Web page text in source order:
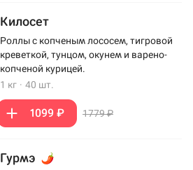
Килосет
Роллы с копченым лососем, тигровой
креветкой, тунцом, окунем и варено-
копченой курицей.
1 кг · 40 шт.
1099 ₽ 1779 ₽
Гурмэ